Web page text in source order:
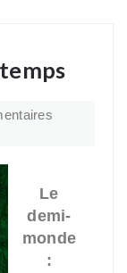
Le
demi-
monde
: